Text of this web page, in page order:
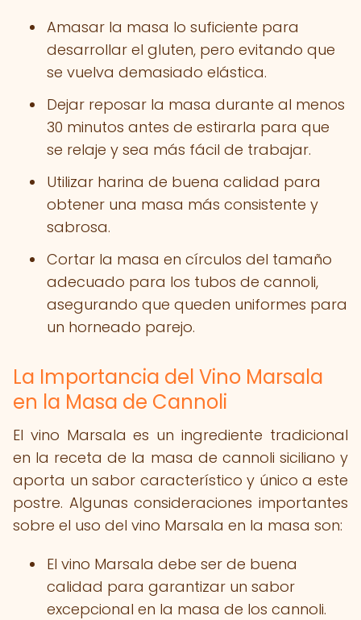
Amasar la masa lo suficiente para
desarrollar el gluten, pero evitando que
se vuelva demasiado elástica.
Dejar reposar la masa durante al menos
30 minutos antes de estirarla para que
se relaje y sea más fácil de trabajar.
Utilizar harina de buena calidad para
obtener una masa más consistente y
sabrosa.
Cortar la masa en círculos del tamaño
adecuado para los tubos de cannoli,
asegurando que queden uniformes para
un horneado parejo.
La Importancia del Vino Marsala
en la Masa de Cannoli
El vino Marsala es un ingrediente tradicional
en la receta de la masa de cannoli siciliano y
aporta un sabor característico y único a este
postre. Algunas consideraciones importantes
sobre el uso del vino Marsala en la masa son:
El vino Marsala debe ser de buena
calidad para garantizar un sabor
excepcional en la masa de los cannoli.